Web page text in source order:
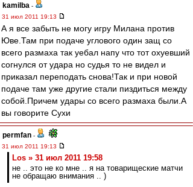
kamilba -
31 июл 2011 19:13
А я все забыть не могу игру Милана против
Юве.Там при подаче углового один защ со
всего размаха так уебал напу что тот охуевший
согнулся от удара но судья то не видел и
приказал переподать снова!Так и при новой
подаче там уже другие стали пиздиться между
собой.Причем удары со всего размаха были.А
вы говорите Сухи
permfan -
31 июл 2011 19:13
Los » 31 июл 2011 19:58
не .. это не ко мне .. я на товарищеские матчи
не обращаю внимания .. )